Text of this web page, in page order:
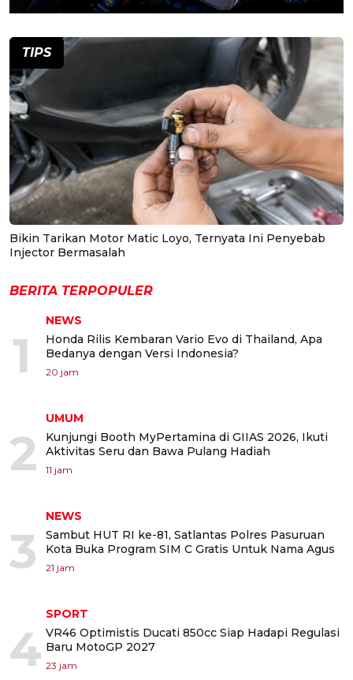
TIPS
Bikin Tarikan Motor Matic Loyo, Ternyata Ini Penyebab
Injector Bermasalah
BERITA TERPOPULER
1
NEWS
Honda Rilis Kembaran Vario Evo di Thailand, Apa
Bedanya dengan Versi Indonesia?
20 jam
2
UMUM
Kunjungi Booth MyPertamina di GIIAS 2026, Ikuti
Aktivitas Seru dan Bawa Pulang Hadiah
11 jam
3
NEWS
Sambut HUT RI ke-81, Satlantas Polres Pasuruan
Kota Buka Program SIM C Gratis Untuk Nama Agus
21 jam
4
SPORT
VR46 Optimistis Ducati 850cc Siap Hadapi Regulasi
Baru MotoGP 2027
23 jam